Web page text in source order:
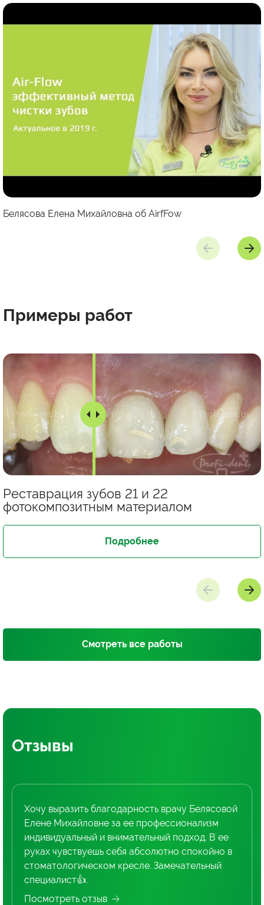
Белясова Елена Михайловна об AirfFow
Примеры работ
Смотреть все работы
Реставрация зубов 21 и 22
фотокомпозитным материалом
Подробнее
Отзывы
Хочу выразить благодарность врачу Белясовой
Елене Михайловне за ее профессионализм
индивидуальный и внимательный подход. В ее
руках чувствуешь себя абсолютно спокойно в
стоматологическом кресле. Замечательный
специалист👍.
Посмотреть отзыв